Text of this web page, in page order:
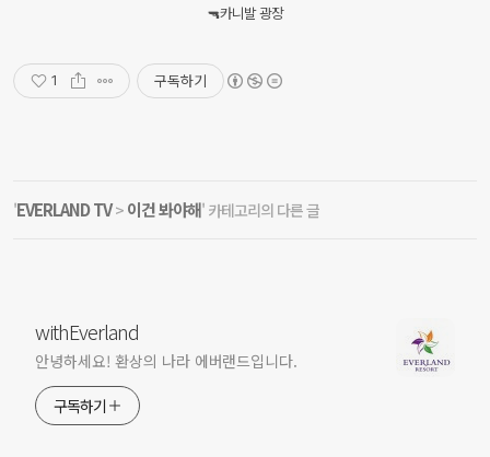
🔫카니발 광장
1 구독하기
'EVERLAND TV> 이건 봐야해' 카테고리의 다른 글
withEverland
안녕하세요! 환상의 나라 에버랜드입니다.
구독하기